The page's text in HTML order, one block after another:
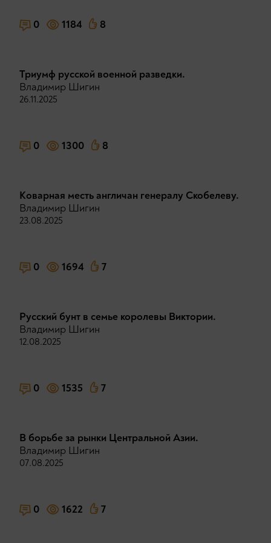
0 1184 8
Триумф русской военной разведки.
Владимир Шигин
26.11.2025
0 1300 8
Коварная месть англичан генералу Скобелеву.
Владимир Шигин
23.08.2025
0 1694 7
Русский бунт в семье королевы Виктории.
Владимир Шигин
12.08.2025
0 1535 7
В борьбе за рынки Центральной Азии.
Владимир Шигин
07.08.2025
0 1622 7